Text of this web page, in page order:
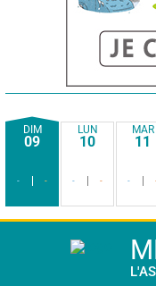
DIM
09
- -
LUN
10
- -
MAR
11
-